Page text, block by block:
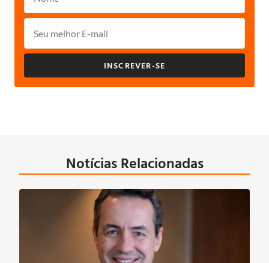
INSCREVER-SE
Notícias Relacionadas